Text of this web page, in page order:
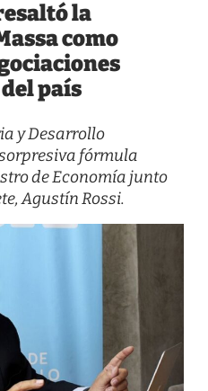
la
como
país
y Desarrollo
fórmula
de Economía junto
Agustín Rossi.